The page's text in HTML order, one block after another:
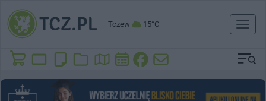
Tczew 15°C
Toggle